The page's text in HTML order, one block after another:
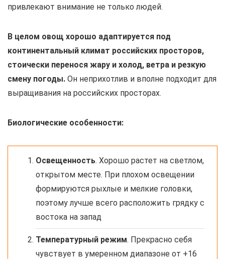
привлекают внимание не только людей.
В целом овощ хорошо адаптируется под
континентальный климат российских просторов,
стоически перенося жару и холод, ветра и резкую
смену погоды. Он неприхотлив и вполне подходит для
выращивания на российских просторах.
Биологические особенности:
Освещенность. Хорошо растет на светлом,
открытом месте. При плохом освещении
формируются рыхлые и мелкие головки,
поэтому лучше всего расположить грядку с
востока на запад
Температурный режим. Прекрасно себя
чувствует в умеренном диапазоне от +16